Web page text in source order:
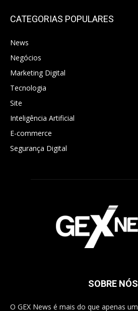
CATEGORIAS POPULARES
News
Negócios
Marketing Digital
Tecnologia
Site
Inteligência Artificial
E-commerce
Segurança Digital
SOBRE NÓS
O GEX News é mais do que apenas